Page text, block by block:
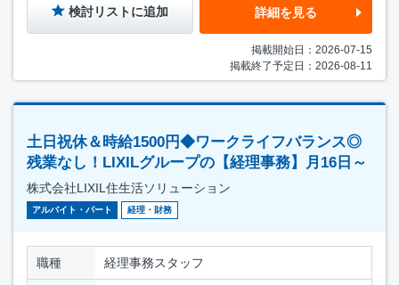
検討リストに追加 詳細を見る
掲載開始日：2026-07-15
掲載終了予定日：2026-08-11
土日祝休＆時給1500円◆ワークライフバランス◎
残業なし！LIXILグループの【経理事務】月16日～
株式会社LIXIL住生活ソリューション
アルバイト・パート 経理・財務
職種 経理事務スタッフ